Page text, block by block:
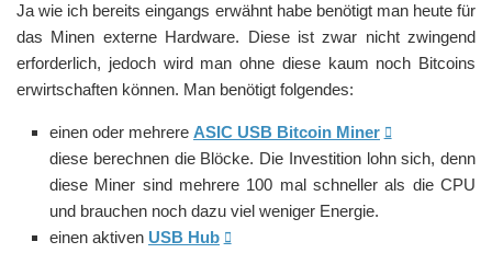
Ja wie ich bereits eingangs erwähnt habe benötigt man heute für
das Minen externe Hardware. Diese ist zwar nicht zwingend
erforderlich, jedoch wird man ohne diese kaum noch Bitcoins
erwirtschaften können. Man benötigt folgendes:
einen oder mehrere ASIC USB Bitcoin Miner
diese berechnen die Blöcke. Die Investition lohn sich, denn
diese Miner sind mehrere 100 mal schneller als die CPU
und brauchen noch dazu viel weniger Energie.
einen aktiven USB Hub